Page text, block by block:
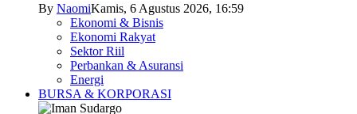
By NaomiKamis, 6 Agustus 2026, 16:59
Ekonomi & Bisnis
Ekonomi Rakyat
Sektor Riil
Perbankan & Asuransi
Energi
BURSA & KORPORASI